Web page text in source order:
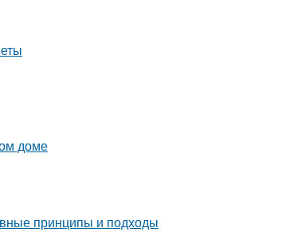
доме
принципы и подходы